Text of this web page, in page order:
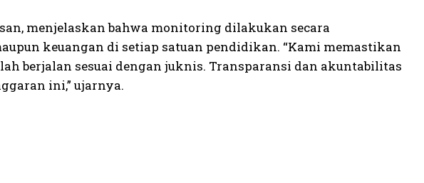
menjelaskan bahwa monitoring dilakukan secara
keuangan di setiap satuan pendidikan. “Kami memastikan
berjalan sesuai dengan juknis. Transparansi dan akuntabilitas
ini,” ujarnya.